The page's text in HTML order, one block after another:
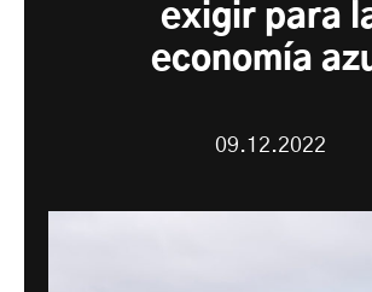
exigir para
economía
09.12.2022